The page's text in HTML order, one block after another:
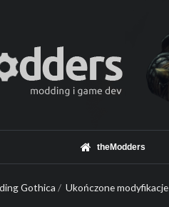
theModders
Gothica / Ukończone modyfikacje